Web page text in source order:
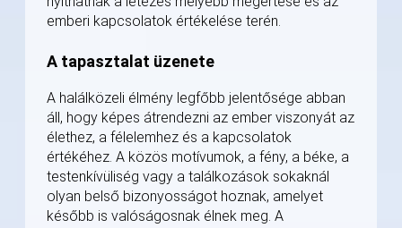
emberi kapcsolatok értékelése terén.
A tapasztalat üzenete
A halálközeli élmény legfőbb jelentősége abban
áll, hogy képes átrendezni az ember viszonyát az
élethez, a félelemhez és a kapcsolatok
értékéhez. A közös motívumok, a fény, a béke, a
testenkívüliség vagy a találkozások sokaknál
olyan belső bizonyosságot hoznak, amelyet
később is valóságosnak élnek meg. A